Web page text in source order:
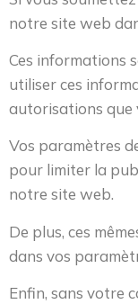
notre site web
Ces informations
utiliser ces
autorisations que
Vos paramètres
pour limiter la
notre site web.
De plus, ces
dans vos
Enfin, sans votre